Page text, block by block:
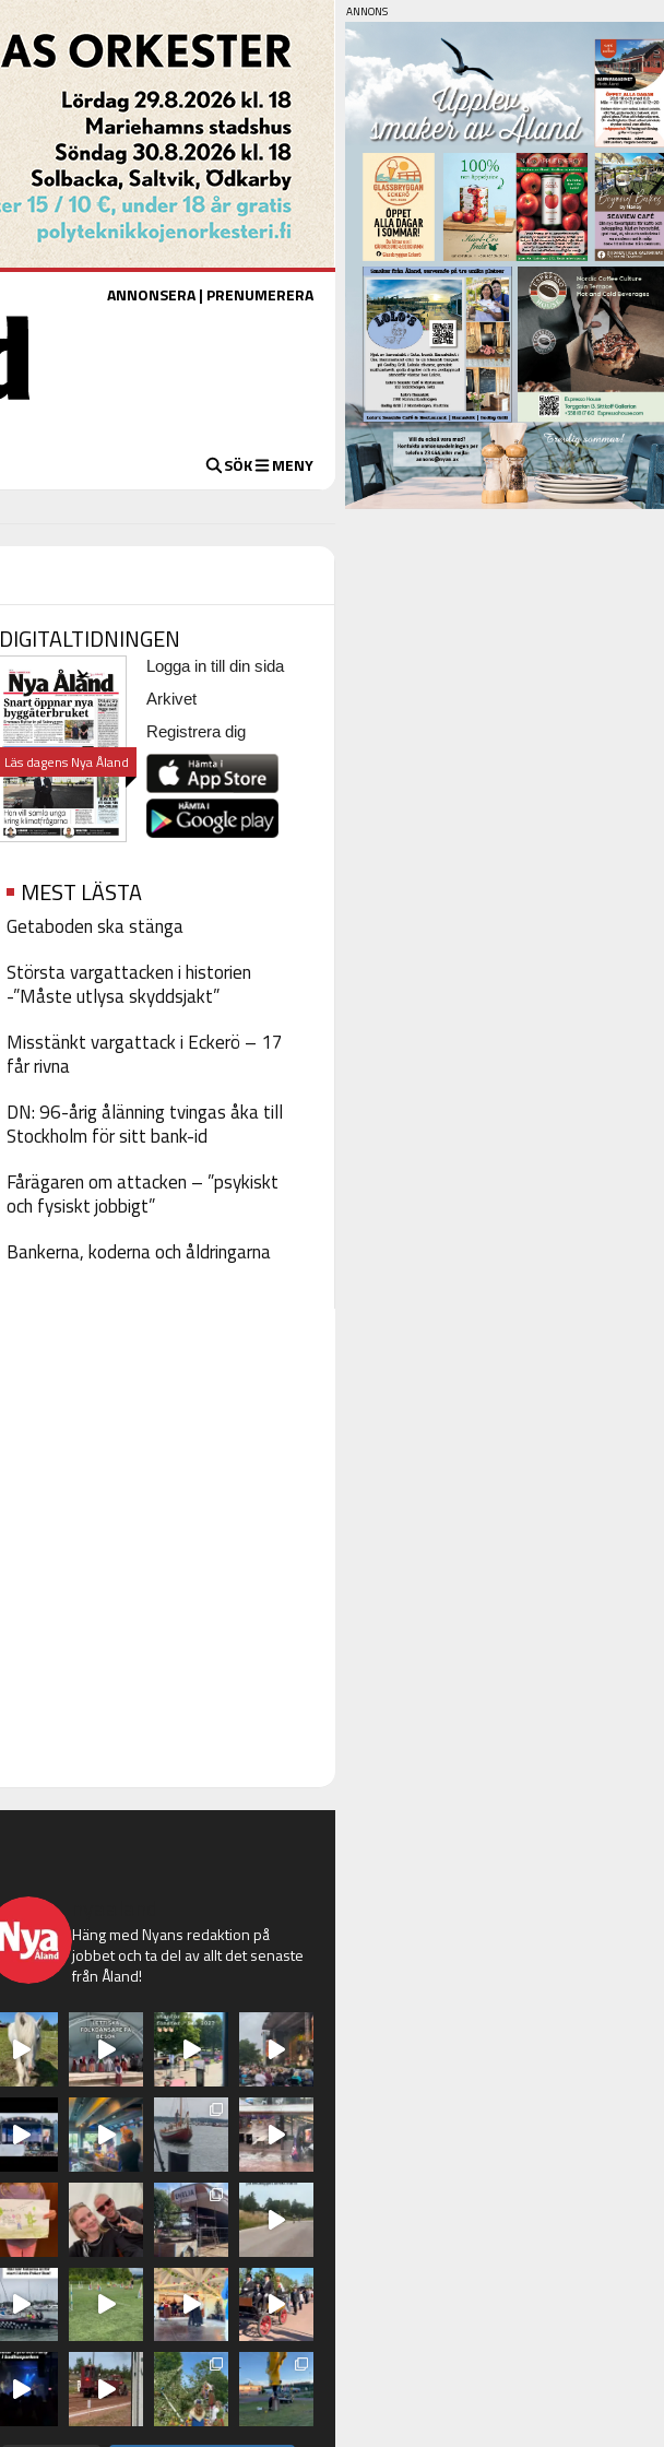
ANNONSERA| PRENUMERERA
SÖK MENY
DIGITALTIDNINGEN
Läs dagens Nya Åland
Logga in till din sida
Arkivet
Registrera dig
MEST LÄSTA
Getaboden ska stänga
Största vargattacken i historien
-”Måste utlysa skyddsjakt”
Misstänkt vargattack i Eckerö – 17
får rivna
DN: 96-årig ålänning tvingas åka till
Stockholm för sitt bank-id
Fårägaren om attacken – ”psykiskt
och fysiskt jobbigt”
Bankerna, koderna och åldringarna
Häng med Nyans redaktion på
jobbet och ta del av allt det senaste
från Åland!